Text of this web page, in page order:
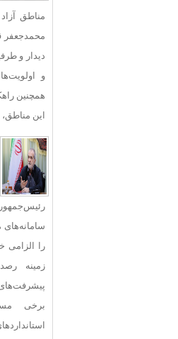
مناطق
محمدجعفر
دیدار و
و
همچنین
این
سامانه‌های
را الزامی
زمینه
برخی